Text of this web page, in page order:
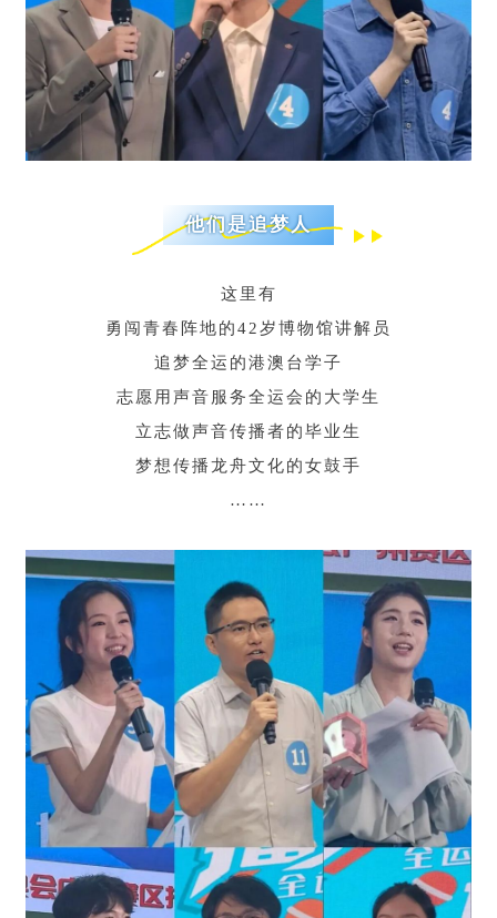
他们是追梦人
这里有
勇闯青春阵地的42岁博物馆讲解员
追梦全运的港澳台学子
志愿用声音服务全运会的大学生
立志做声音传播者的毕业生
梦想传播龙舟文化的女鼓手
……